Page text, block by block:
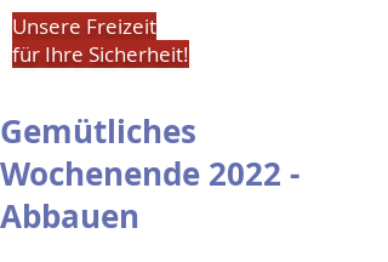
Unsere Freizeit
für Ihre Sicherheit!
Gemütliches
Wochenende 2022 -
Abbauen